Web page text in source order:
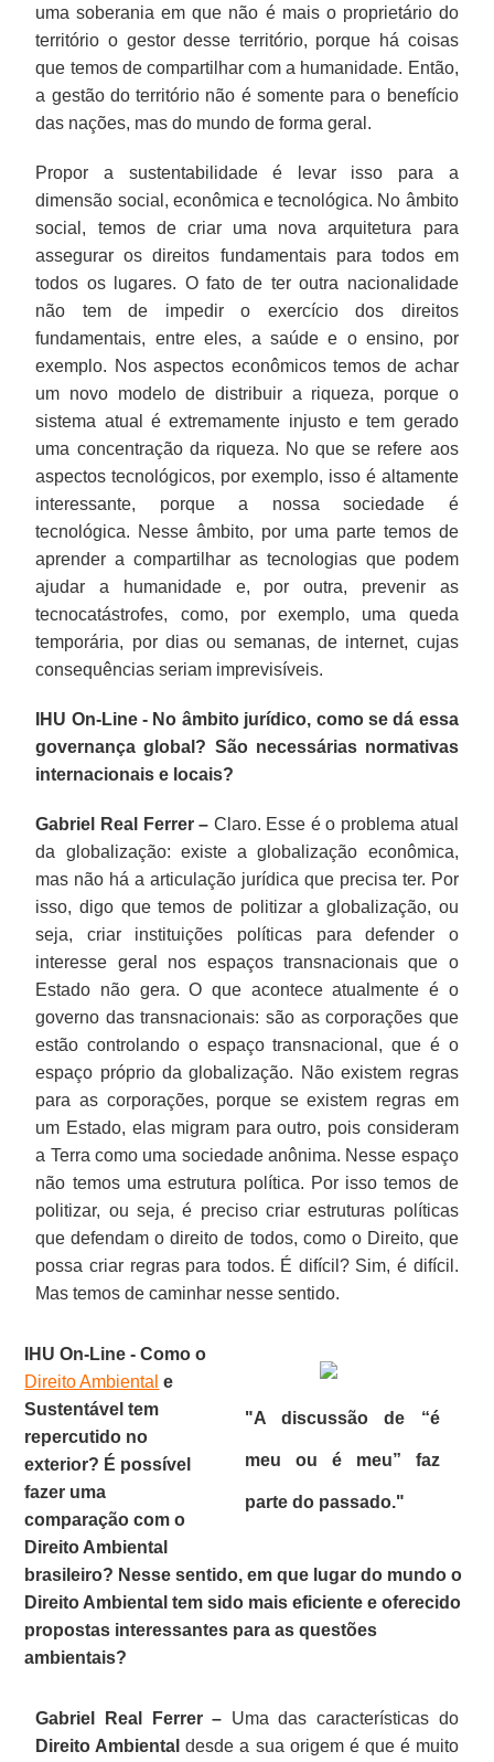
uma soberania em que não é mais o proprietário do
território o gestor desse território, porque há coisas
que temos de compartilhar com a humanidade. Então,
a gestão do território não é somente para o benefício
das nações, mas do mundo de forma geral.
Propor a sustentabilidade é levar isso para a
dimensão social, econômica e tecnológica. No âmbito
social, temos de criar uma nova arquitetura para
assegurar os direitos fundamentais para todos em
todos os lugares. O fato de ter outra nacionalidade
não tem de impedir o exercício dos direitos
fundamentais, entre eles, a saúde e o ensino, por
exemplo. Nos aspectos econômicos temos de achar
um novo modelo de distribuir a riqueza, porque o
sistema atual é extremamente injusto e tem gerado
uma concentração da riqueza. No que se refere aos
aspectos tecnológicos, por exemplo, isso é altamente
interessante, porque a nossa sociedade é
tecnológica. Nesse âmbito, por uma parte temos de
aprender a compartilhar as tecnologias que podem
ajudar a humanidade e, por outra, prevenir as
tecnocatástrofes, como, por exemplo, uma queda
temporária, por dias ou semanas, de internet, cujas
consequências seriam imprevisíveis.
IHU On-Line - No âmbito jurídico, como se dá essa
governança global? São necessárias normativas
internacionais e locais?
Gabriel Real Ferrer – Claro. Esse é o problema atual
da globalização: existe a globalização econômica,
mas não há a articulação jurídica que precisa ter. Por
isso, digo que temos de politizar a globalização, ou
seja, criar instituições políticas para defender o
interesse geral nos espaços transnacionais que o
Estado não gera. O que acontece atualmente é o
governo das transnacionais: são as corporações que
estão controlando o espaço transnacional, que é o
espaço próprio da globalização. Não existem regras
para as corporações, porque se existem regras em
um Estado, elas migram para outro, pois consideram
a Terra como uma sociedade anônima. Nesse espaço
não temos uma estrutura política. Por isso temos de
politizar, ou seja, é preciso criar estruturas políticas
que defendam o direito de todos, como o Direito, que
possa criar regras para todos. É difícil? Sim, é difícil.
Mas temos de caminhar nesse sentido.
"A discussão de “é
meu ou é meu” faz
parte do passado."
IHU On-Line - Como o
Direito Ambiental e
Sustentável tem
repercutido no
exterior? É possível
fazer uma
comparação com o
Direito Ambiental
brasileiro? Nesse sentido, em que lugar do mundo o
Direito Ambiental tem sido mais eficiente e oferecido
propostas interessantes para as questões
ambientais?
Gabriel Real Ferrer – Uma das características do
Direito Ambiental desde a sua origem é que é muito